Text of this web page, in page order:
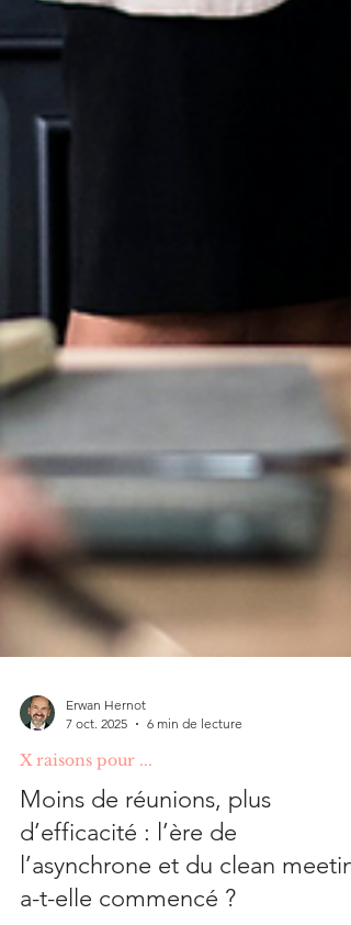
7 oct. 2025
6 min de lecture
X raisons pour ...
Moins de réunions, plus
d’efficacité : l’ère de
l’asynchrone et du clean